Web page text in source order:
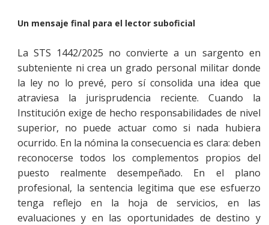
Un mensaje final para el lector suboficial
La STS 1442/2025 no convierte a un sargento en
subteniente ni crea un grado personal militar donde
la ley no lo prevé, pero sí consolida una idea que
atraviesa la jurisprudencia reciente. Cuando la
Institución exige de hecho responsabilidades de nivel
superior, no puede actuar como si nada hubiera
ocurrido. En la nómina la consecuencia es clara: deben
reconocerse todos los complementos propios del
puesto realmente desempeñado. En el plano
profesional, la sentencia legitima que ese esfuerzo
tenga reflejo en la hoja de servicios, en las
evaluaciones y en las oportunidades de destino y